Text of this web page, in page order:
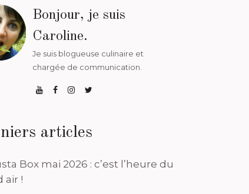
Bonjour, je suis
Caroline.
Je suis blogueuse culinaire et
chargée de communication.
articles
Box mai 2026 : c’est l’heure du
air !